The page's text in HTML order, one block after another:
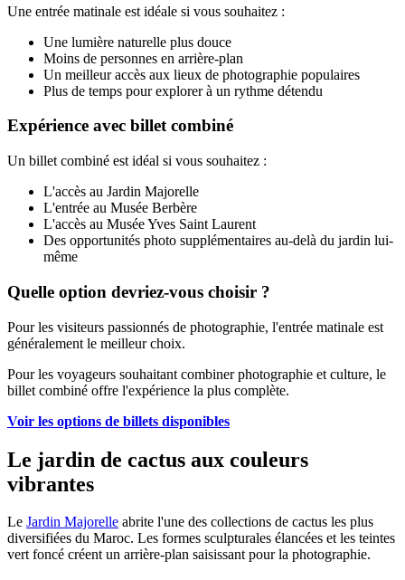
Une entrée matinale est idéale si vous souhaitez :
Une lumière naturelle plus douce
Moins de personnes en arrière-plan
Un meilleur accès aux lieux de photographie populaires
Plus de temps pour explorer à un rythme détendu
Expérience avec billet combiné
Un billet combiné est idéal si vous souhaitez :
L'accès au Jardin Majorelle
L'entrée au Musée Berbère
L'accès au Musée Yves Saint Laurent
Des opportunités photo supplémentaires au-delà du jardin lui-
même
Quelle option devriez-vous choisir ?
Pour les visiteurs passionnés de photographie, l'entrée matinale est
généralement le meilleur choix.
Pour les voyageurs souhaitant combiner photographie et culture, le
billet combiné offre l'expérience la plus complète.
Voir les options de billets disponibles
Le jardin de cactus aux couleurs
vibrantes
Le Jardin Majorelle abrite l'une des collections de cactus les plus
diversifiées du Maroc. Les formes sculpturales élancées et les teintes
vert foncé créent un arrière-plan saisissant pour la photographie.